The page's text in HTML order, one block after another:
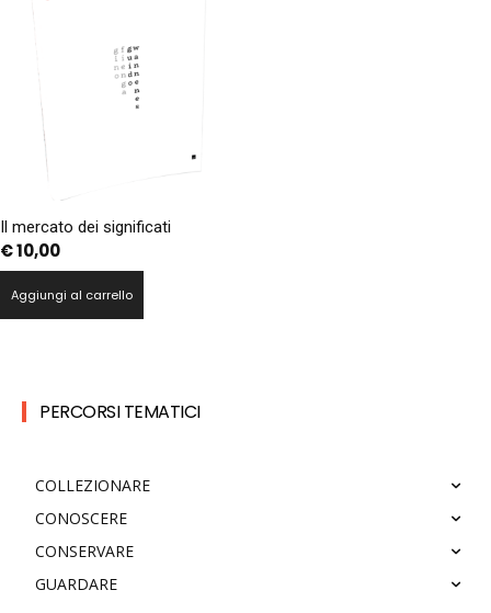
Il mercato dei significati
€10,00
Aggiungi al carrello
PERCORSI TEMATICI
COLLEZIONARE
CONOSCERE
CONSERVARE
GUARDARE